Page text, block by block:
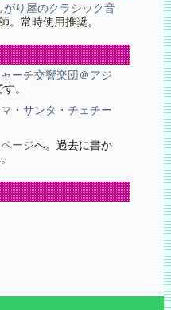
り屋のクラシック音
。常時使用推奨。
ーチ交響楽団＠アジ
す。
・サンタ・チェチー
ージへ。過去に書か